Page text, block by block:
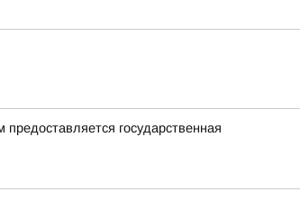
государственная